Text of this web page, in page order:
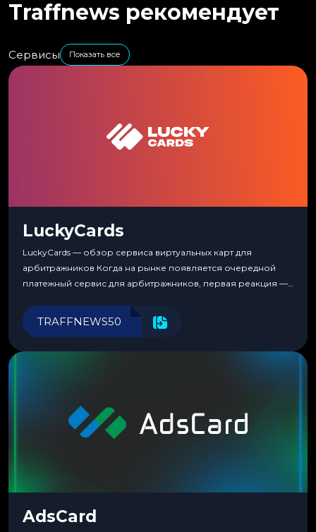
Traffnews рекомендует
Сервисы Показать все
LuckyCards
LuckyCards — обзор сервиса виртуальных карт для
арбитражников Когда на рынке появляется очередной
платежный сервис для арбитражников, первая реакция —
перестаешь воспринимать всерьез любой новый продукт,
пока тот не докажет обратное делом. LuckyCards — история
TRAFFNEWS50
AdsCard